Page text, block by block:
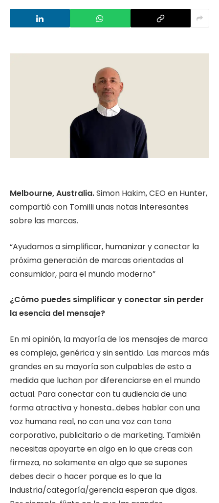
Melbourne, Australia.Simon Hakim, CEO en Hunter,
compartió con Tomilli unas notas interesantes
sobre las marcas.
“Ayudamos a simplificar, humanizar y conectar la
próxima generación de marcas orientadas al
consumidor, para el mundo moderno”
¿Cómo puedes simplificar y conectar sin perder
la esencia del mensaje?
En mi opinión, la mayoría de los mensajes de marca
es compleja, genérica y sin sentido. Las marcas más
grandes en su mayoría son culpables de esto a
medida que luchan por diferenciarse en el mundo
actual. Para conectar con tu audiencia de una
forma atractiva y honesta…debes hablar con una
voz humana real, no con una voz con tono
corporativo, publicitario o de marketing. También
necesitas apoyarte en algo en lo que creas con
firmeza, no solamente en algo que se supones
debes decir o hacer porque es lo que la
industria/categoría/gerencia esperan que digas.